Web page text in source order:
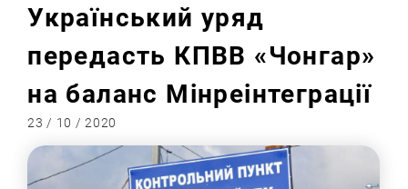
Український уряд
передасть КПВВ «Чонгар»
на баланс Мінреінтеграції
23 / 10 / 2020